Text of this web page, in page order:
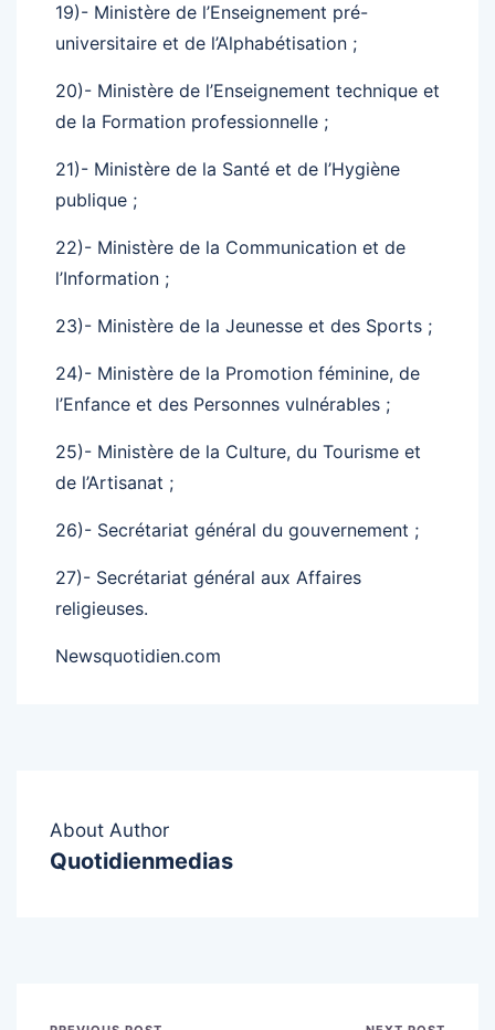
19)- Ministère de l’Enseignement pré-
universitaire et de l’Alphabétisation ;
20)- Ministère de l’Enseignement technique et
de la Formation professionnelle ;
21)- Ministère de la Santé et de l’Hygiène
publique ;
22)- Ministère de la Communication et de
l’Information ;
23)- Ministère de la Jeunesse et des Sports ;
24)- Ministère de la Promotion féminine, de
l’Enfance et des Personnes vulnérables ;
25)- Ministère de la Culture, du Tourisme et
de l’Artisanat ;
26)- Secrétariat général du gouvernement ;
27)- Secrétariat général aux Affaires
religieuses.
Newsquotidien.com
About Author
Quotidienmedias